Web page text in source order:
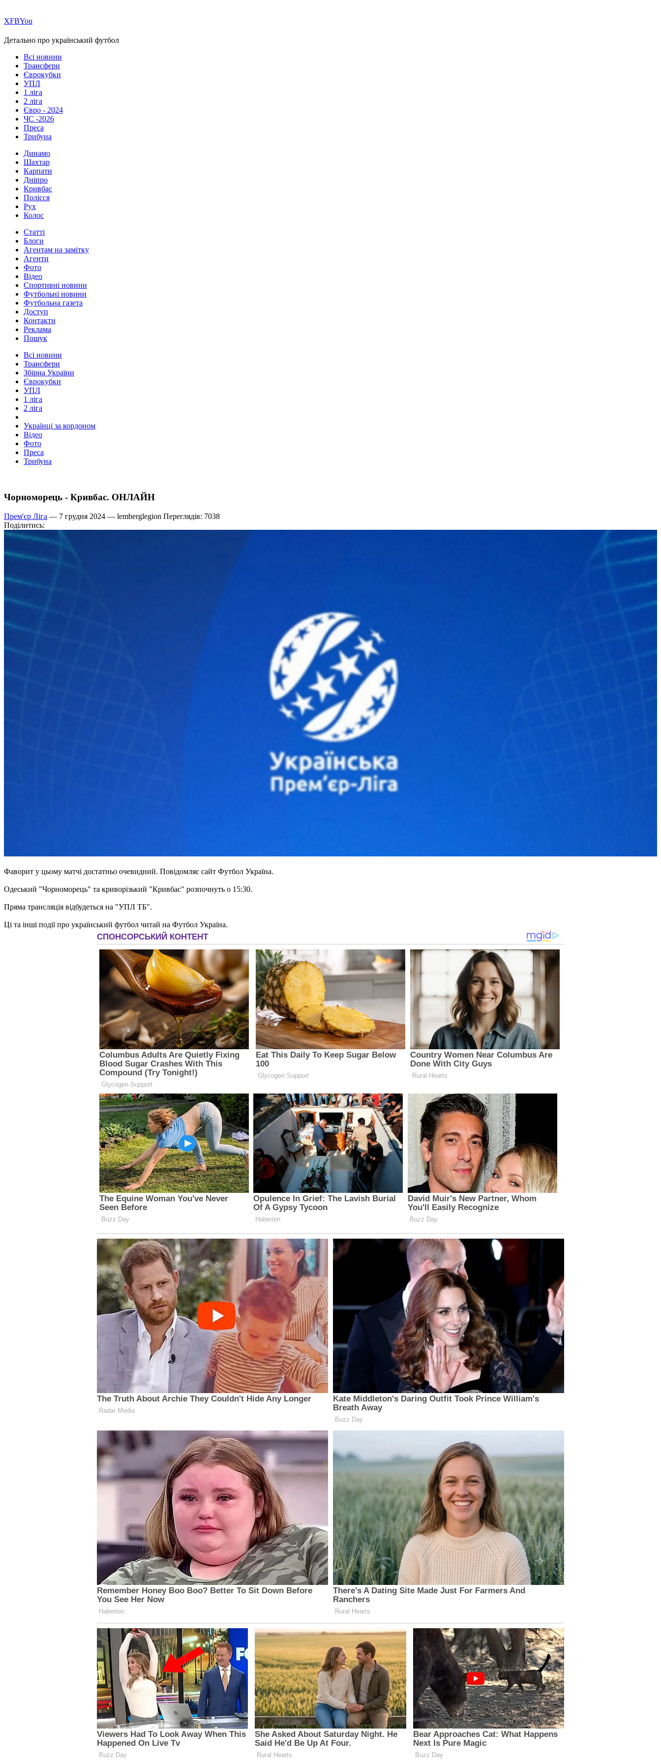
ХFBYou
Детально про український футбол
Всі новини
Трансфери
Єврокубки
УПЛ
1 ліга
2 ліга
Євро - 2024
ЧС -2026
Преса
Трибуна
Динамо
Шахтар
Карпати
Дніпро
Кривбас
Полісся
Рух
Колос
Статті
Блоги
Агентам на замітку
Агенти
Фото
Відео
Спортивні новини
Футбольні новини
Футбольна газета
Доступ
Контакти
Реклама
Пошук
Всі новини
Трансфери
Збірна України
Єврокубки
УПЛ
1 ліга
2 ліга
Українці за кордоном
Відео
Фото
Преса
Трибуна
Чорноморець - Кривбас. ОНЛАЙН
Прем'єр Ліга — 7 грудня 2024 — lemberglegion Переглядів: 7038
Поділитись:
Фаворит у цьому матчі достатньо очевидний. Повідомляє сайт Футбол Україна.
Одеський "Чорноморець" та криворізький "Кривбас" розпочнуть о 15:30.
Пряма трансляція відбудеться на "УПЛ ТБ".
Ці та інші події про український футбол читай на Футбол Україна.